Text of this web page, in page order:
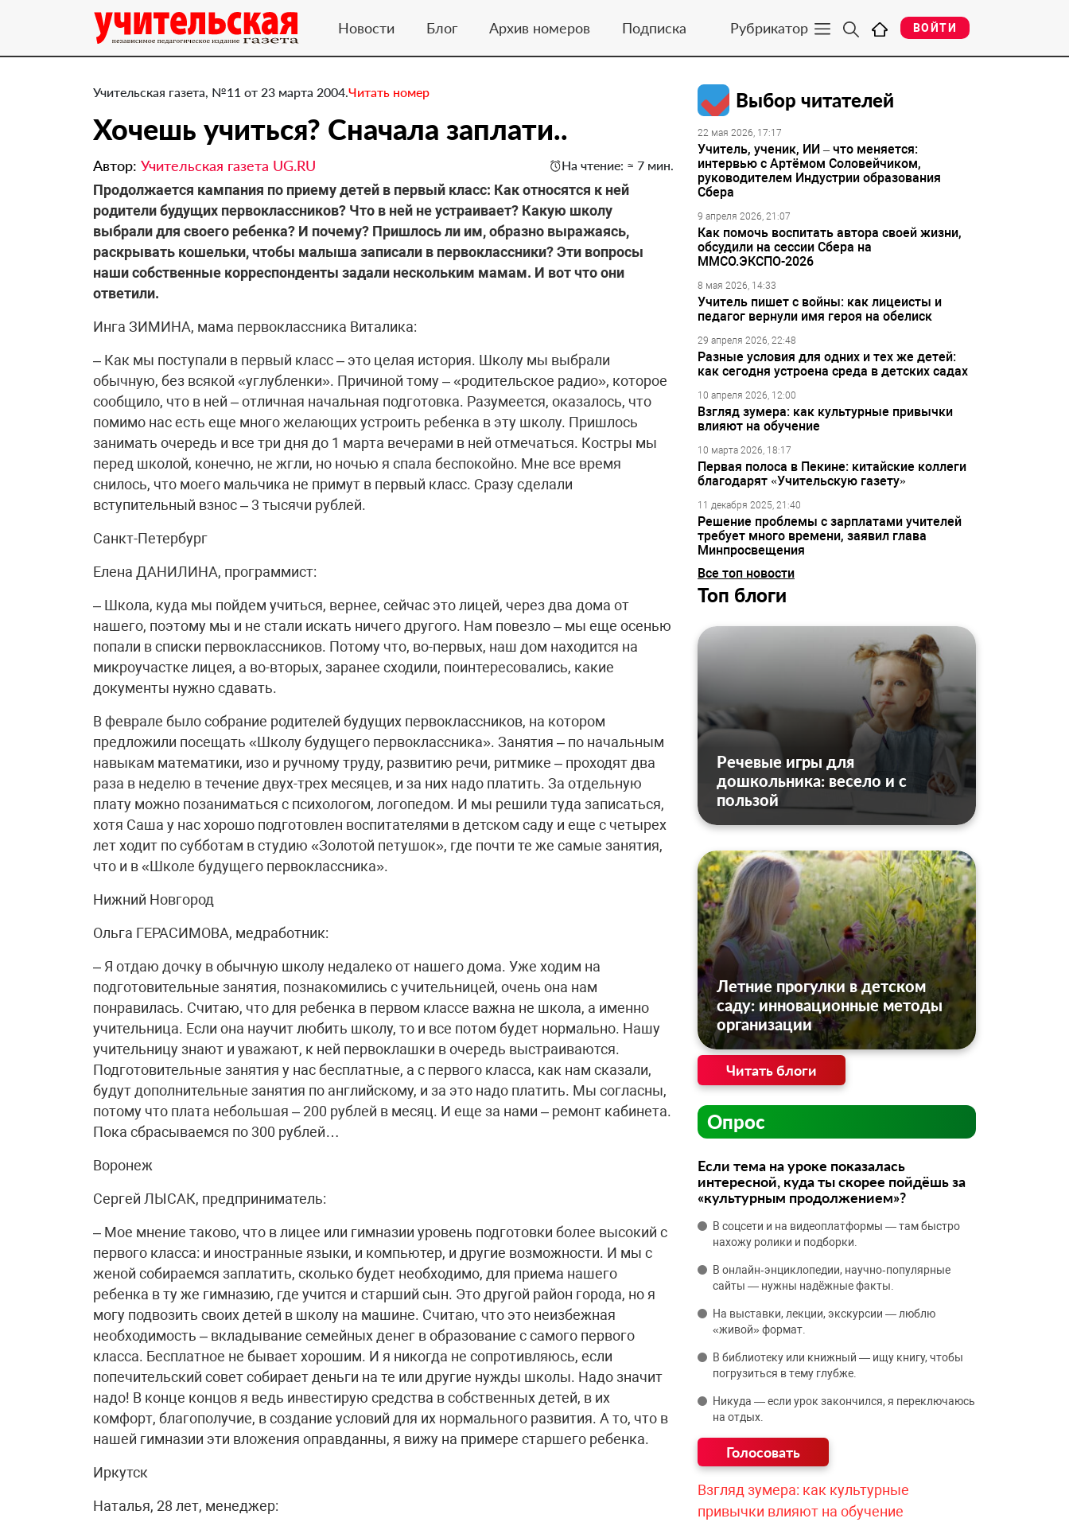
Новости Блог Архив номеров Подписка Рубрикатор ВОЙТИ
Учительская газета, №11 от 23 марта 2004.Читать номер
Хочешь учиться? Сначала заплати..
Автор: Учительская газета UG.RU На чтение: ≈ 7 мин.
Продолжается кампания по приему детей в первый класс: Как относятся к ней
родители будущих первоклассников? Что в ней не устраивает? Какую школу
выбрали для своего ребенка? И почему? Пришлось ли им, образно выражаясь,
раскрывать кошельки, чтобы малыша записали в первоклассники? Эти вопросы
наши собственные корреспонденты задали нескольким мамам. И вот что они
ответили.
Инга ЗИМИНА, мама первоклассника Виталика:
– Как мы поступали в первый класс – это целая история. Школу мы выбрали
обычную, без всякой «углубленки». Причиной тому – «родительское радио», которое
сообщило, что в ней – отличная начальная подготовка. Разумеется, оказалось, что
помимо нас есть еще много желающих устроить ребенка в эту школу. Пришлось
занимать очередь и все три дня до 1 марта вечерами в ней отмечаться. Костры мы
перед школой, конечно, не жгли, но ночью я спала беспокойно. Мне все время
снилось, что моего мальчика не примут в первый класс. Сразу сделали
вступительный взнос – 3 тысячи рублей.
Санкт-Петербург
Елена ДАНИЛИНА, программист:
– Школа, куда мы пойдем учиться, вернее, сейчас это лицей, через два дома от
нашего, поэтому мы и не стали искать ничего другого. Нам повезло – мы еще осенью
попали в списки первоклассников. Потому что, во-первых, наш дом находится на
микроучастке лицея, а во-вторых, заранее сходили, поинтересовались, какие
документы нужно сдавать.
В феврале было собрание родителей будущих первоклассников, на котором
предложили посещать «Школу будущего первоклассника». Занятия – по начальным
навыкам математики, изо и ручному труду, развитию речи, ритмике – проходят два
раза в неделю в течение двух-трех месяцев, и за них надо платить. За отдельную
плату можно позаниматься с психологом, логопедом. И мы решили туда записаться,
хотя Саша у нас хорошо подготовлен воспитателями в детском саду и еще с четырех
лет ходит по субботам в студию «Золотой петушок», где почти те же самые занятия,
что и в «Школе будущего первоклассника».
Нижний Новгород
Ольга ГЕРАСИМОВА, медработник:
– Я отдаю дочку в обычную школу недалеко от нашего дома. Уже ходим на
подготовительные занятия, познакомились с учительницей, очень она нам
понравилась. Считаю, что для ребенка в первом классе важна не школа, а именно
учительница. Если она научит любить школу, то и все потом будет нормально. Нашу
учительницу знают и уважают, к ней первоклашки в очередь выстраиваются.
Подготовительные занятия у нас бесплатные, а с первого класса, как нам сказали,
будут дополнительные занятия по английскому, и за это надо платить. Мы согласны,
потому что плата небольшая – 200 рублей в месяц. И еще за нами – ремонт кабинета.
Пока сбрасываемся по 300 рублей…
Воронеж
Сергей ЛЫСАК, предприниматель:
– Мое мнение таково, что в лицее или гимназии уровень подготовки более высокий с
первого класса: и иностранные языки, и компьютер, и другие возможности. И мы с
женой собираемся заплатить, сколько будет необходимо, для приема нашего
ребенка в ту же гимназию, где учится и старший сын. Это другой район города, но я
могу подвозить своих детей в школу на машине. Считаю, что это неизбежная
необходимость – вкладывание семейных денег в образование с самого первого
класса. Бесплатное не бывает хорошим. И я никогда не сопротивляюсь, если
попечительский совет собирает деньги на те или другие нужды школы. Надо значит
надо! В конце концов я ведь инвестирую средства в собственных детей, в их
комфорт, благополучие, в создание условий для их нормального развития. А то, что в
нашей гимназии эти вложения оправданны, я вижу на примере старшего ребенка.
Иркутск
Наталья, 28 лет, менеджер:
Выбор читателей
22 мая 2026, 17:17
Учитель, ученик, ИИ – что меняется:
интервью с Артёмом Соловейчиком,
руководителем Индустрии образования
Сбера
9 апреля 2026, 21:07
Как помочь воспитать автора своей жизни,
обсудили на сессии Сбера на
ММСО.ЭКСПО-2026
8 мая 2026, 14:33
Учитель пишет с войны: как лицеисты и
педагог вернули имя героя на обелиск
29 апреля 2026, 22:48
Разные условия для одних и тех же детей:
как сегодня устроена среда в детских садах
10 апреля 2026, 12:00
Взгляд зумера: как культурные привычки
влияют на обучение
10 марта 2026, 18:17
Первая полоса в Пекине: китайские коллеги
благодарят «Учительскую газету»
11 декабря 2025, 21:40
Решение проблемы с зарплатами учителей
требует много времени, заявил глава
Минпросвещения
Все топ новости
Топ блоги
Речевые игры для
дошкольника: весело и с
пользой
Летние прогулки в детском
саду: инновационные методы
организации
Читать блоги
Опрос
Если тема на уроке показалась
интересной, куда ты скорее пойдёшь за
«культурным продолжением»?
В соцсети и на видеоплатформы — там быстро
нахожу ролики и подборки.
В онлайн‑энциклопедии, научно‑популярные
сайты — нужны надёжные факты.
На выставки, лекции, экскурсии — люблю
«живой» формат.
В библиотеку или книжный — ищу книгу, чтобы
погрузиться в тему глубже.
Никуда — если урок закончился, я переключаюсь
на отдых.
Взгляд зумера: как культурные
привычки влияют на обучение